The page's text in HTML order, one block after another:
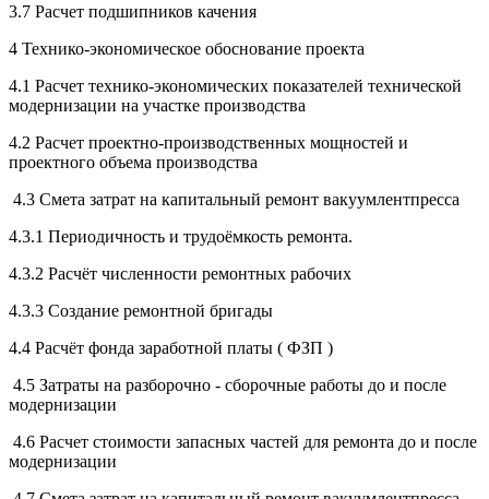
3.7 Расчет подшипников качения
4 Технико-экономическое обоснование проекта
4.1 Расчет технико-экономических показателей технической
модернизации на участке производства
4.2 Расчет проектно-производственных мощностей и
проектного объема производства
4.3 Смета затрат на капитальный ремонт вакуумлентпресса
4.3.1 Периодичность и трудоёмкость ремонта.
4.3.2 Расчёт численности ремонтных рабочих
4.3.3 Создание ремонтной бригады
4.4 Расчёт фонда заработной платы ( ФЗП )
4.5 Затраты на разборочно - сборочные работы до и после
модернизации
4.6 Расчет стоимости запасных частей для ремонта до и после
модернизации